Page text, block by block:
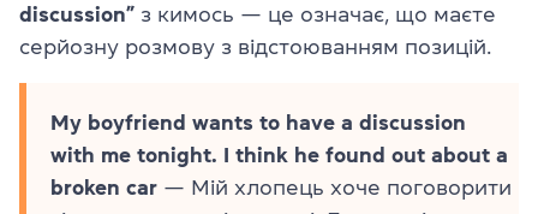
discussion” з кимось — це означає, що маєте
серйозну розмову з відстоюванням позицій.
My boyfriend wants to have a discussion
with me tonight. I think he found out about a
broken car — Мій хлопець хоче поговорити